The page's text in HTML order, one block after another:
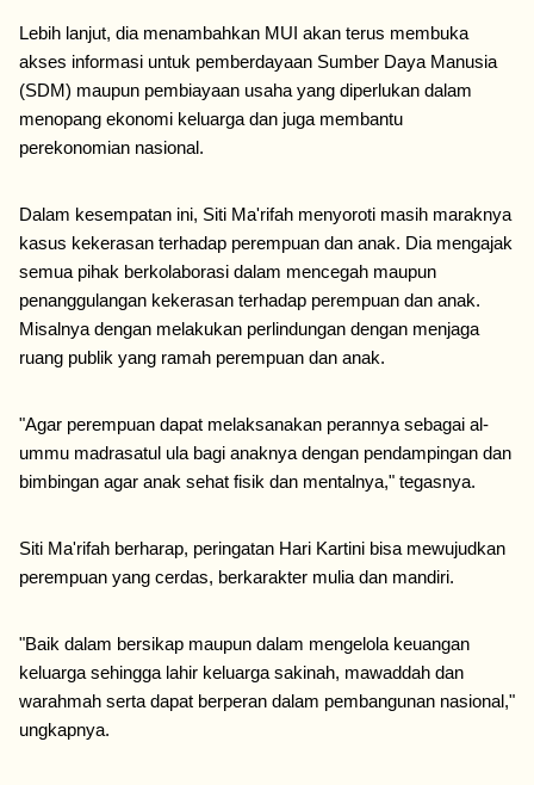
Lebih lanjut, dia menambahkan MUI akan terus membuka
akses informasi untuk pemberdayaan Sumber Daya Manusia
(SDM) maupun pembiayaan usaha yang diperlukan dalam
menopang ekonomi keluarga dan juga membantu
perekonomian nasional.
Dalam kesempatan ini, Siti Ma'rifah menyoroti masih maraknya
kasus kekerasan terhadap perempuan dan anak. Dia mengajak
semua pihak berkolaborasi dalam mencegah maupun
penanggulangan kekerasan terhadap perempuan dan anak.
Misalnya dengan melakukan perlindungan dengan menjaga
ruang publik yang ramah perempuan dan anak.
"Agar perempuan dapat melaksanakan perannya sebagai al-
ummu madrasatul ula bagi anaknya dengan pendampingan dan
bimbingan agar anak sehat fisik dan mentalnya," tegasnya.
Siti Ma'rifah berharap, peringatan Hari Kartini bisa mewujudkan
perempuan yang cerdas, berkarakter mulia dan mandiri.
"Baik dalam bersikap maupun dalam mengelola keuangan
keluarga sehingga lahir keluarga sakinah, mawaddah dan
warahmah serta dapat berperan dalam pembangunan nasional,"
ungkapnya.